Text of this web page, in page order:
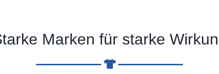
Marken für starke